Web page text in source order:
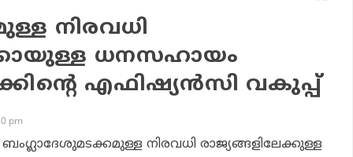
നിരവധി
ധനസഹായം
എഫിഷ്യന്‍സി വകുപ്പ്
pm
നിരവധി രാജ്യങ്ങളിലേക്കുള്ള